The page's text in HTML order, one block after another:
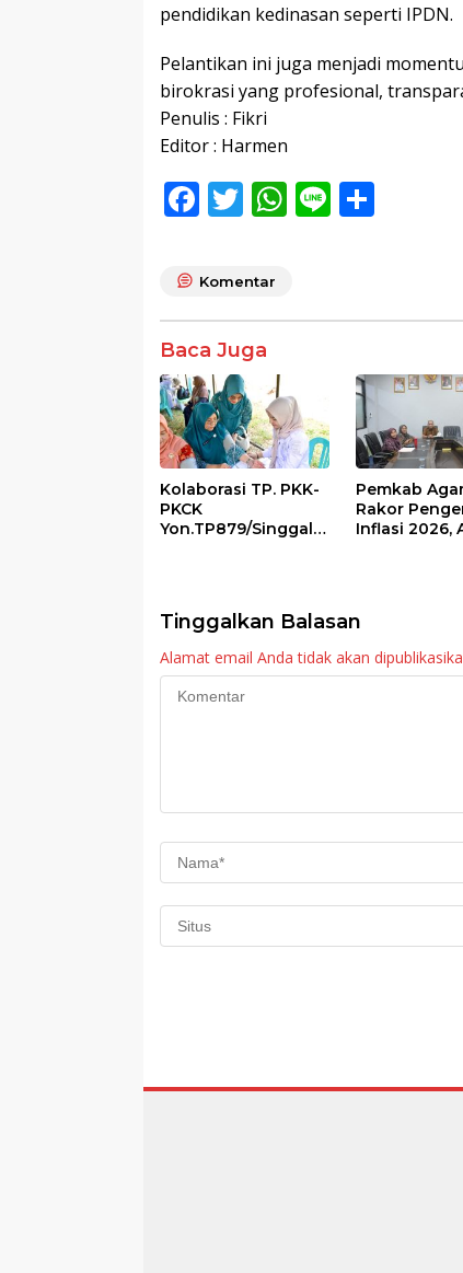
pendidikan kedinasan seperti IPDN.
Pelantikan ini juga menjadi
birokrasi yang profesional,
Penulis : Fikri
Editor : Harmen
F
e
o
o
k
T
itt
W
p
Li
Komentar
Baca Juga
Kolaborasi TP. PKK-
PKCK
Yon.TP879/Singgala
Pemkab
Rakor
Inflasi 2026,
Tinggalkan Balasan
Alamat email Anda tidak akan